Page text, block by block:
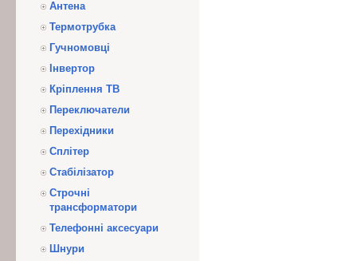
Антена
Термотрубка
Гучномовці
Інвертор
Кріплення ТВ
Переключатели
Перехідники
Сплітер
Стабілізатор
Строчні
трансформатори
Телефонні аксесуари
Шнури